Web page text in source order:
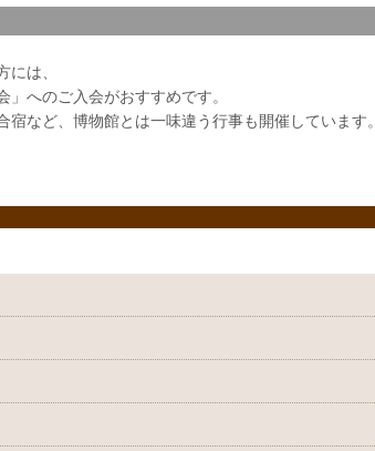
は、
へのご入会がおすすめです。
など、博物館とは一味違う行事も開催しています。